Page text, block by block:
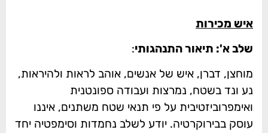
איש מכירות
שלב א': תיאור התנהגותי:
מוחצן, דברן, איש של אנשים, אוהב לראות ולהיראות,
נע ונד בשטח, נמרצות ועבודה ספונטנית
ואימפרוביזטיבית על פי תנאי שטח משתנים, איננו
עוסק בבירוקרטיה. יודע לשלב נחמדות וסימפטיה יחד